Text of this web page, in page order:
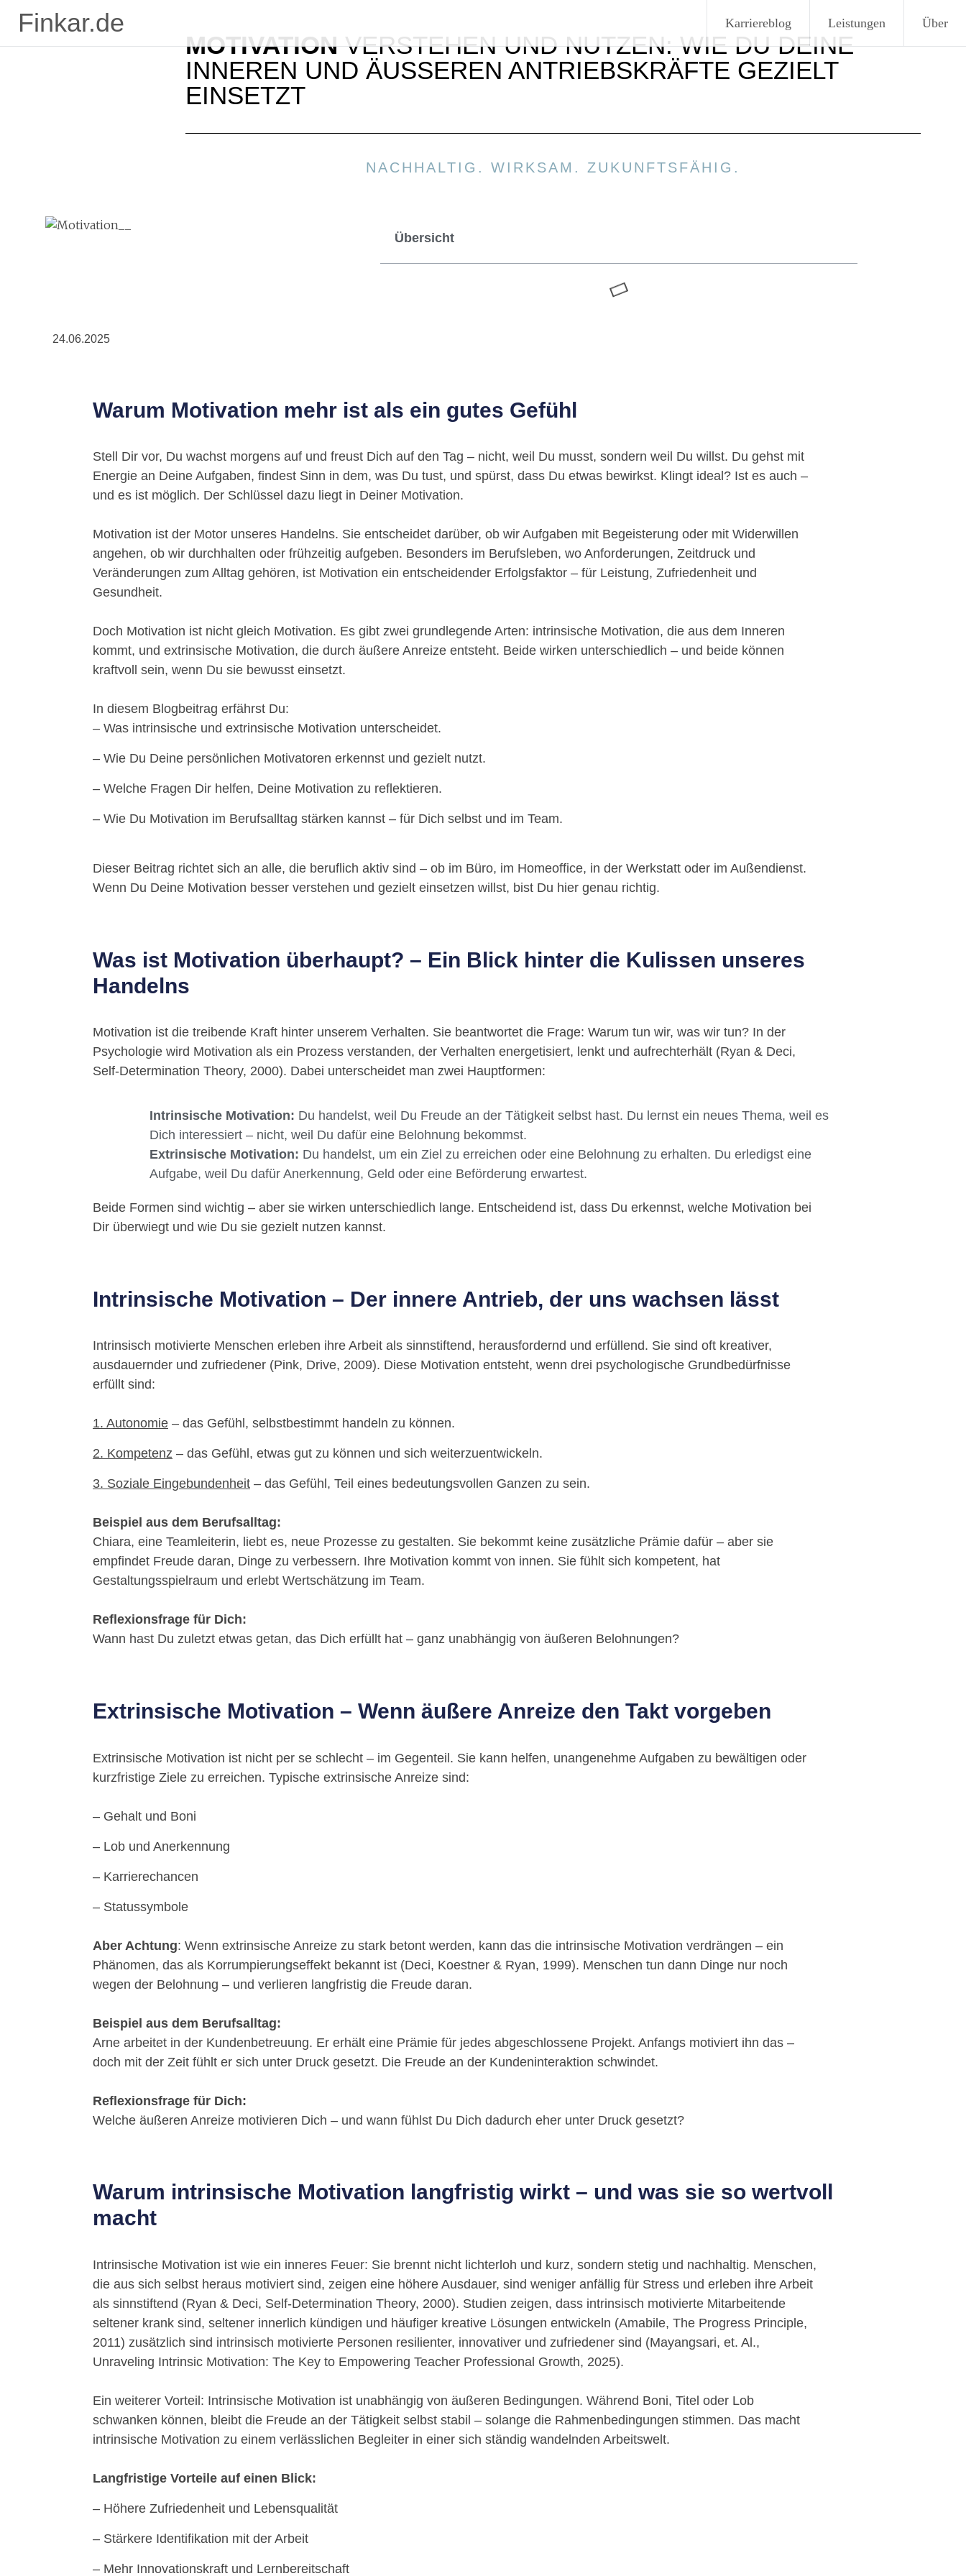
Finkar.de Karriereblog Leistungen Über
MOTIVATIONVERSTEHEN UND NUTZEN: WIE DU DEINE
INNEREN UND ÄUSSEREN ANTRIEBSKRÄFTE GEZIELT E
INSETZT
NACHHALTIG. WIRKSAM. ZUKUNFTSFÄHIG.
Übersicht
24.06.2025
Warum Motivation mehr ist als ein gutes Gefühl
Stell Dir vor, Du wachst morgens auf und freust Dich auf den Tag – nicht, weil Du musst, sondern weil Du willst. Du gehst mit
Energie an Deine Aufgaben, findest Sinn in dem, was Du tust, und spürst, dass Du etwas bewirkst. Klingt ideal? Ist es auch –
und es ist möglich. Der Schlüssel dazu liegt in Deiner Motivation.
Motivation ist der Motor unseres Handelns. Sie entscheidet darüber, ob wir Aufgaben mit Begeisterung oder mit Widerwillen
angehen, ob wir durchhalten oder frühzeitig aufgeben. Besonders im Berufsleben, wo Anforderungen, Zeitdruck und
Veränderungen zum Alltag gehören, ist Motivation ein entscheidender Erfolgsfaktor – für Leistung, Zufriedenheit und
Gesundheit.
Doch Motivation ist nicht gleich Motivation. Es gibt zwei grundlegende Arten: intrinsische Motivation, die aus dem Inneren
kommt, und extrinsische Motivation, die durch äußere Anreize entsteht. Beide wirken unterschiedlich – und beide können
kraftvoll sein, wenn Du sie bewusst einsetzt.
In diesem Blogbeitrag erfährst Du:
– Was intrinsische und extrinsische Motivation unterscheidet.
– Wie Du Deine persönlichen Motivatoren erkennst und gezielt nutzt.
– Welche Fragen Dir helfen, Deine Motivation zu reflektieren.
– Wie Du Motivation im Berufsalltag stärken kannst – für Dich selbst und im Team.
Dieser Beitrag richtet sich an alle, die beruflich aktiv sind – ob im Büro, im Homeoffice, in der Werkstatt oder im Außendienst.
Wenn Du Deine Motivation besser verstehen und gezielt einsetzen willst, bist Du hier genau richtig.
Was ist Motivation überhaupt? – Ein Blick hinter die Kulissen unseres
Handelns
Motivation ist die treibende Kraft hinter unserem Verhalten. Sie beantwortet die Frage: Warum tun wir, was wir tun? In der
Psychologie wird Motivation als ein Prozess verstanden, der Verhalten energetisiert, lenkt und aufrechterhält (Ryan & Deci,
Self-Determination Theory, 2000). Dabei unterscheidet man zwei Hauptformen:
Intrinsische Motivation: Du handelst, weil Du Freude an der Tätigkeit selbst hast. Du lernst ein neues Thema, weil es
Dich interessiert – nicht, weil Du dafür eine Belohnung bekommst.
Extrinsische Motivation: Du handelst, um ein Ziel zu erreichen oder eine Belohnung zu erhalten. Du erledigst eine
Aufgabe, weil Du dafür Anerkennung, Geld oder eine Beförderung erwartest.
Beide Formen sind wichtig – aber sie wirken unterschiedlich lange. Entscheidend ist, dass Du erkennst, welche Motivation bei
Dir überwiegt und wie Du sie gezielt nutzen kannst.
Intrinsische Motivation – Der innere Antrieb, der uns wachsen lässt
Intrinsisch motivierte Menschen erleben ihre Arbeit als sinnstiftend, herausfordernd und erfüllend. Sie sind oft kreativer,
ausdauernder und zufriedener (Pink, Drive, 2009). Diese Motivation entsteht, wenn drei psychologische Grundbedürfnisse
erfüllt sind:
1. Autonomie – das Gefühl, selbstbestimmt handeln zu können.
2. Kompetenz – das Gefühl, etwas gut zu können und sich weiterzuentwickeln.
3. Soziale Eingebundenheit – das Gefühl, Teil eines bedeutungsvollen Ganzen zu sein.
Beispiel aus dem Berufsalltag:
Chiara, eine Teamleiterin, liebt es, neue Prozesse zu gestalten. Sie bekommt keine zusätzliche Prämie dafür – aber sie
empfindet Freude daran, Dinge zu verbessern. Ihre Motivation kommt von innen. Sie fühlt sich kompetent, hat
Gestaltungsspielraum und erlebt Wertschätzung im Team.
Reflexionsfrage für Dich:
Wann hast Du zuletzt etwas getan, das Dich erfüllt hat – ganz unabhängig von äußeren Belohnungen?
Extrinsische Motivation – Wenn äußere Anreize den Takt vorgeben
Extrinsische Motivation ist nicht per se schlecht – im Gegenteil. Sie kann helfen, unangenehme Aufgaben zu bewältigen oder
kurzfristige Ziele zu erreichen. Typische extrinsische Anreize sind:
– Gehalt und Boni
– Lob und Anerkennung
– Karrierechancen
– Statussymbole
Aber Achtung: Wenn extrinsische Anreize zu stark betont werden, kann das die intrinsische Motivation verdrängen – ein
Phänomen, das als Korrumpierungseffekt bekannt ist (Deci, Koestner & Ryan, 1999). Menschen tun dann Dinge nur noch
wegen der Belohnung – und verlieren langfristig die Freude daran.
Beispiel aus dem Berufsalltag:
Arne arbeitet in der Kundenbetreuung. Er erhält eine Prämie für jedes abgeschlossene Projekt. Anfangs motiviert ihn das –
doch mit der Zeit fühlt er sich unter Druck gesetzt. Die Freude an der Kundeninteraktion schwindet.
Reflexionsfrage für Dich:
Welche äußeren Anreize motivieren Dich – und wann fühlst Du Dich dadurch eher unter Druck gesetzt?
Warum intrinsische Motivation langfristig wirkt – und was sie so wertvoll
macht
Intrinsische Motivation ist wie ein inneres Feuer: Sie brennt nicht lichterloh und kurz, sondern stetig und nachhaltig. Menschen,
die aus sich selbst heraus motiviert sind, zeigen eine höhere Ausdauer, sind weniger anfällig für Stress und erleben ihre Arbeit
als sinnstiftend (Ryan & Deci, Self-Determination Theory, 2000). Studien zeigen, dass intrinsisch motivierte Mitarbeitende
seltener krank sind, seltener innerlich kündigen und häufiger kreative Lösungen entwickeln (Amabile, The Progress Principle,
2011) zusätzlich sind intrinsisch motivierte Personen resilienter, innovativer und zufriedener sind (Mayangsari, et. Al.,
Unraveling Intrinsic Motivation: The Key to Empowering Teacher Professional Growth, 2025).
Ein weiterer Vorteil: Intrinsische Motivation ist unabhängig von äußeren Bedingungen. Während Boni, Titel oder Lob
schwanken können, bleibt die Freude an der Tätigkeit selbst stabil – solange die Rahmenbedingungen stimmen. Das macht
intrinsische Motivation zu einem verlässlichen Begleiter in einer sich ständig wandelnden Arbeitswelt.
Langfristige Vorteile auf einen Blick:
– Höhere Zufriedenheit und Lebensqualität
– Stärkere Identifikation mit der Arbeit
– Mehr Innovationskraft und Lernbereitschaft